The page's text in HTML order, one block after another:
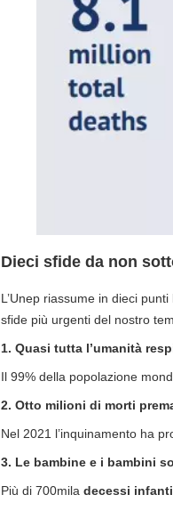
Dieci sfide da non
L’Unep riassume in dieci
sfide più urgenti del nostro
1. Quasi tutta l’umanità
Il 99% della popolazione
2. Otto milioni di morti
Nel 2021 l’inquinamento ha
3. Le bambine e i bambini
Più di 700mila decessi